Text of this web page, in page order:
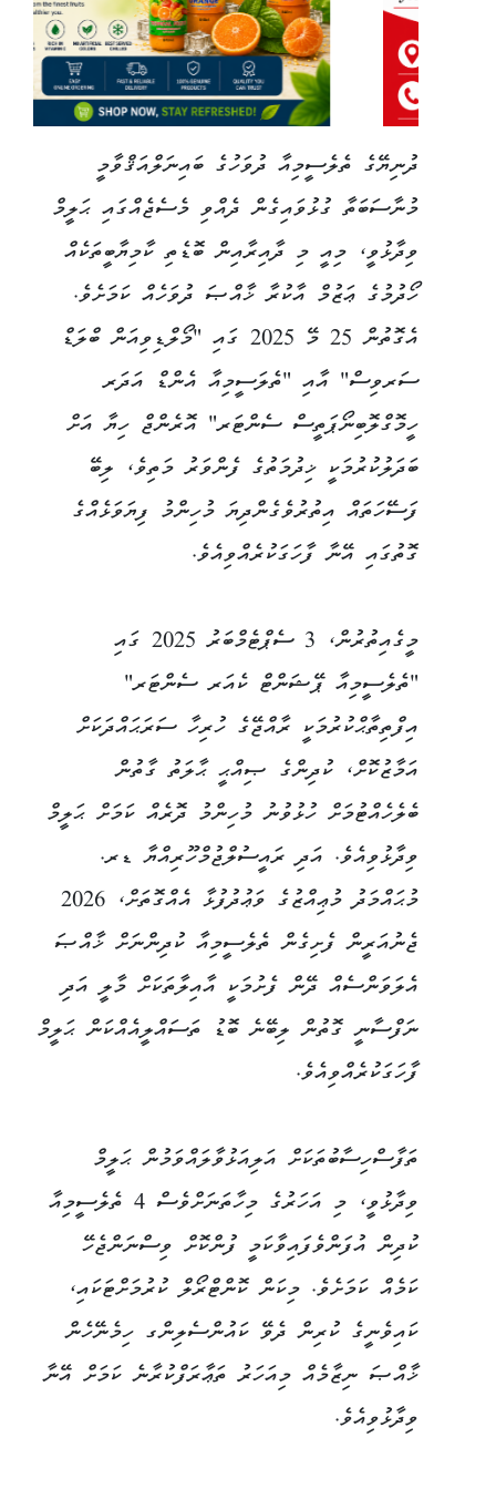
ދުނިޔޭގެ ތެލެސީމިއާ ދުވަހުގެ ބައިނަލްއަޤްވާމީ
މުނާސަބަތާ ގުޅުވައިގެން ދެއްވި މެސެޖެއްގައި ޙަލީމް
ވިދާޅުވީ، މިއީ މި ދާއިރާއިން ބޮޑެތި ކާމިޔާބީތަކެއް
ހޯދުމުގެ ޢަޒުމް އާކުރާ ޚާއްޞަ ދުވަހެއް ކަމަށެވެ.
އެގޮތުން 25 މޭ 2025 ގައި "މޯލްޑިވިއަން ބްލަޑް
ސަރވިސް" އާއި "ތެލަސީމިއާ އެންޑް އަދަރ
ހީމޮގްލޮބިނޯޕަތީސް ސެންޓަރ" އޮރެންޖް ހިޔާ އަށް
ބަދަލުކުރުމަކީ ޚިދުމަތުގެ ފެންވަރު މަތިވެ، ލިބޭ
ފަސޭހަތައް އިތުރުވެގެންދިޔަ މުހިންމު ފިޔަވަޅެއްގެ
ގޮތުގައި އޭނާ ފާހަގަކުރެއްވިއެވެ.
މީގެއިތުރުން، 3 ސެޕްޓެމްބަރު 2025 ގައި
"ތެލެސީމިއާ ޕޭޝަންޓް ކެއަރ ސެންޓަރ"
އިފްތިތާޙްކުރުމަކީ ރާއްޖޭގެ ހުރިހާ ސަރަޙައްދަކަށް
އަމާޒުކޮށް، ކުދިންގެ ޞިއްޙީ ޙާލަތު ގާތުން
ބެލެހެއްޓުމަށް ހުޅުވުނު މުހިންމު ދޮރެއް ކަމަށް ޙަލީމް
ވިދާޅުވިއެވެ. އަދި ރައީސުލްޖުމްހޫރިއްޔާ ޑރ.
މުޙައްމަދު މުޢިއްޒުގެ ވަޢުދުފުޅާ އެއްގޮތަށް، 2026
ޖެނުއަރީން ފެށިގެން ތެލެސީމިއާ ކުދިންނަށް ޚާއްޞަ
އެލަވަންސެއް ދޭން ފެށުމަކީ އާއިލާތަކަށް މާލީ އަދި
ނަފްސާނީ ގޮތުން ލިބޭނެ ބޮޑު ތަސައްލީއެއްކަން ޙަލީމް
ފާހަގަކުރެއްވިއެވެ.
ތަފާސްހިސާބުތަކަށް އަލިއަޅުވާލައްވަމުން ޙަލީމް
ވިދާޅުވީ، މި އަހަރުގެ މިހާތަނަށްވެސް 4 ތެލެސީމިއާ
ކުދިން އުފަންވެފައިވާކަމީ ފުންކޮށް ވިސްނަންޖެހޭ
ކަމެއް ކަމަށެވެ. މިކަން ކޮންޓްރޯލް ކުރުމަށްޓަކައި،
ކައިވެނީގެ ކުރިން ދެވޭ ކައުންސެލިންގ ހިމެނޭހެން
ޚާއްޞަ ނިޒާމެއް މިއަހަރު ތަޢާރަފްކުރާނެ ކަމަށް އޭނާ
ވިދާޅުވިއެވެ.